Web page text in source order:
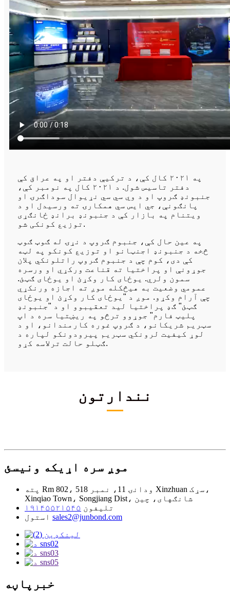
په ۲۰۲۱ کال کې، د ترکیې دفتر او په عراق کې
دفتر تاسیس شول. د ۲۰۲۱ کال په نومبر کې،
جنبونډ ګروپ او د وي سي سي نړیوال سوداګرۍ او
پانګونې، جي ایس سي همکارۍ ته ورسیدل او د
ویتنام په بازار کې د جنبونډ برانډ ځانګړی
توزیع کونکی شو.
په عین حال کې، جنبوم ګروپ د نړۍ له ګوټ ګوټ
څخه د جنبونډ اجنټانو او توزیع کونکو په لټه
کې دی، کوم چې د جنبوم ګروپ راتلونکي پلان
جوړونې او پراختیا ته قناعت ورکړي او ورسره
سمون ولري. یوځای کار وکړئ او یوځای ګټئ.
عمومي وضعیت به هیڅکله موږ ته اجازه ورنکړي
چې آرام وکړو. موږ د "یوځای کار وکړئ او یوځای
ګټئ" ګډ پراختیا لید تعقیبوو او د "جنبونډ
پلیټ فارم" جوړوو ترڅو په ریښتیا سره د اپ
سټریم شریکانو، د ګروپ غوره کارمندانو، او د
لوړ کیفیت لرونکي سټریم پیرودونکو لپاره د
ګټلو حالت ترلاسه کړو.
نندارتون
موږ سره اړیکه ونیسئ
پته Rm 802، ودانۍ 11، نمبر 518 Xinzhuan سړک،
Xinqiao Town، Songjiang Dist، شانګهای، چین
تلیفون ۱۹۱۴۵۵۲۱۵۴۵
استول sales2@junbond.com
خبرپاڼه